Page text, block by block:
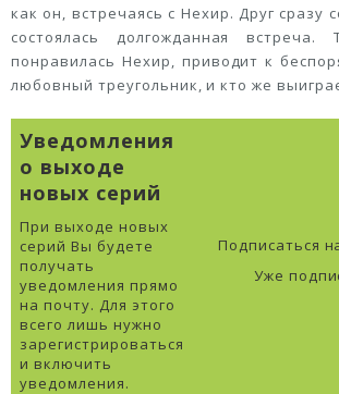
как он, встречаясь с Нехир. Друг сразу
состоялась долгожданная
понравилась Нехир, приводит к
любовный треугольник, и кто же
Уведомления
о выходе
новых серий
При выходе новых
серий Вы будете
получать
уведомления прямо
на почту. Для этого
всего лишь нужно
зарегистрироваться
и включить
уведомления.
Подписаться
Уже